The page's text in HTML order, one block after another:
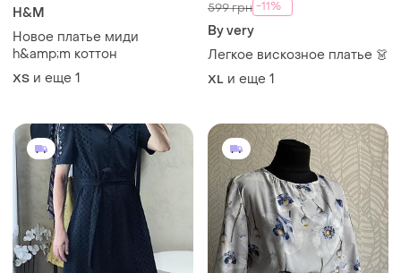
H&M
Новое платье миди
h&amp;m коттон
ХS и еще 1
599 грн -11%
By very
Легкое вискозное платье 👗
XL и еще 1